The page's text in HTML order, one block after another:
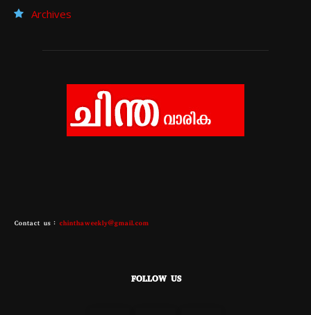
Archives
Contact us : chinthaweekly@gmail.com
FOLLOW US